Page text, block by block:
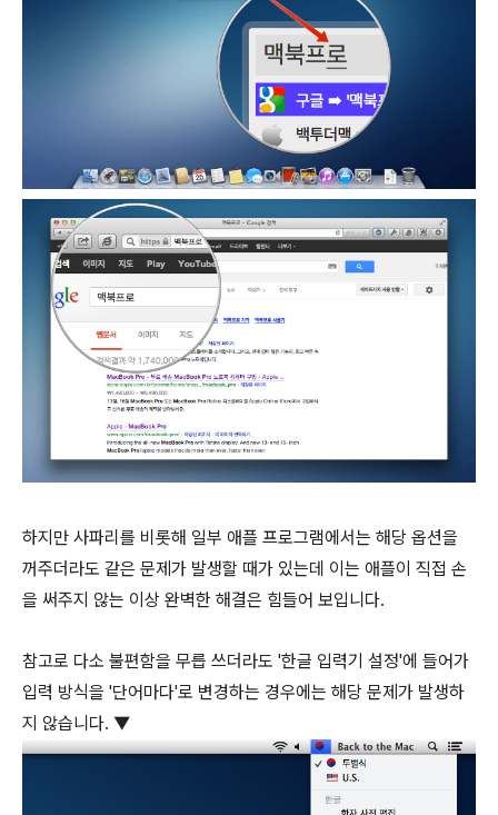
하지만 사파리를 비롯해 일부 애플 프로그램에서는 해당 옵션을
꺼주더라도 같은 문제가 발생할 때가 있는데 이는 애플이 직접 손
을 써주지 않는 이상 완벽한 해결은 힘들어 보입니다.
참고로 다소 불편함을 무릅 쓰더라도 '한글 입력기 설정'에 들어가
입력 방식을 '단어마다'로 변경하는 경우에는 해당 문제가 발생하
지 않습니다. ▼